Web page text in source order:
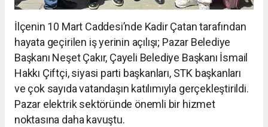
İlçenin 10 Mart Caddesi’nde Kadir Çatan tarafından
hayata geçirilen iş yerinin açılışı; Pazar Belediye
Başkanı Neşet Çakır, Çayeli Belediye Başkanı İsmail
Hakkı Çiftçi, siyasi parti başkanları, STK başkanları
ve çok sayıda vatandaşın katılımıyla gerçekleştirildi.
Pazar elektrik sektöründe önemli bir hizmet
noktasına daha kavuştu.